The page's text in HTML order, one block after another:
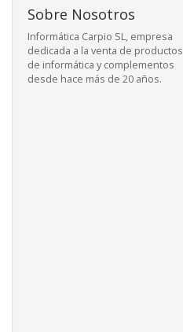
Sobre Nosotros
Informática Carpio SL, empresa
dedicada a la venta de productos
de informática y complementos
desde hace más de 20 años.